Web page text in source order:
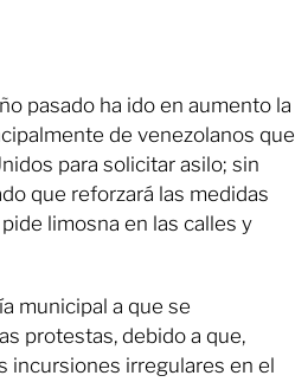
pasado ha ido en aumento la
de venezolanos que
para solicitar asilo; sin
que reforzará las medidas
limosna en las calles y
municipal a que se
protestas, debido a que,
incursiones irregulares en el